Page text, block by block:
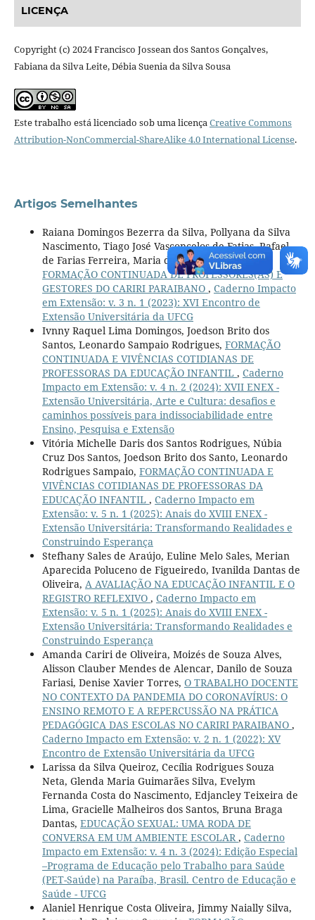
LICENÇA
Copyright (c) 2024 Francisco Jossean dos Santos Gonçalves,
Fabiana da Silva Leite, Débia Suenia da Silva Sousa
Este trabalho está licenciado sob uma licençaCreative Commons
Attribution-NonCommercial-ShareAlike 4.0 International License.
Artigos Semelhantes
Raiana Domingos Bezerra da Silva, Pollyana da Silva
Nascimento, Tiago José Vasconcelos de Fatias, Rafael
de Farias Ferreira, Maria do Socorro Silva,
FORMAÇÃO CONTINUADA DE PROFESSORES(AS) E
GESTORES DO CARIRI PARAIBANO , Caderno Impacto
em Extensão: v. 3 n. 1 (2023): XVI Encontro de
Extensão Universitária da UFCG
Ivnny Raquel Lima Domingos, Joedson Brito dos
Santos, Leonardo Sampaio Rodrigues, FORMAÇÃO
CONTINUADA E VIVÊNCIAS COTIDIANAS DE
PROFESSORAS DA EDUCAÇÃO INFANTIL , Caderno
Impacto em Extensão: v. 4 n. 2 (2024): XVII ENEX -
Extensão Universitária, Arte e Cultura: desafios e
caminhos possíveis para indissociabilidade entre
Ensino, Pesquisa e Extensão
Vitória Michelle Daris dos Santos Rodrigues, Núbia
Cruz Dos Santos, Joedson Brito dos Santo, Leonardo
Rodrigues Sampaio, FORMAÇÃO CONTINUADA E
VIVÊNCIAS COTIDIANAS DE PROFESSORAS DA
EDUCAÇÃO INFANTIL , Caderno Impacto em
Extensão: v. 5 n. 1 (2025): Anais do XVIII ENEX -
Extensão Universitária: Transformando Realidades e
Construindo Esperança
Stefhany Sales de Araújo, Euline Melo Sales, Merian
Aparecida Poluceno de Figueiredo, Ivanilda Dantas de
Oliveira, A AVALIAÇÃO NA EDUCAÇÃO INFANTIL E O
REGISTRO REFLEXIVO , Caderno Impacto em
Extensão: v. 5 n. 1 (2025): Anais do XVIII ENEX -
Extensão Universitária: Transformando Realidades e
Construindo Esperança
Amanda Cariri de Oliveira, Moizés de Souza Alves,
Alisson Clauber Mendes de Alencar, Danilo de Souza
Fariasi, Denise Xavier Torres, O TRABALHO DOCENTE
NO CONTEXTO DA PANDEMIA DO CORONAVÍRUS: O
ENSINO REMOTO E A REPERCUSSÃO NA PRÁTICA
PEDAGÓGICA DAS ESCOLAS NO CARIRI PARAIBANO ,
Caderno Impacto em Extensão: v. 2 n. 1 (2022): XV
Encontro de Extensão Universitária da UFCG
Larissa da Silva Queiroz, Cecília Rodrigues Souza
Neta, Glenda Maria Guimarães Silva, Evelym
Fernanda Costa do Nascimento, Edjancley Teixeira de
Lima, Gracielle Malheiros dos Santos, Bruna Braga
Dantas, EDUCAÇÃO SEXUAL: UMA RODA DE
CONVERSA EM UM AMBIENTE ESCOLAR , Caderno
Impacto em Extensão: v. 4 n. 3 (2024): Edição Especial
–Programa de Educação pelo Trabalho para Saúde
(PET-Saúde) na Paraíba, Brasil. Centro de Educação e
Saúde - UFCG
Alaniel Henrique Costa Oliveira, Jimmy Naially Silva,